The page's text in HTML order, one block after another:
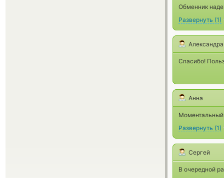
Обменник
Развернуть (1)
Александра
Спасибо!
Анна
Моментальный
Развернуть (1)
Сергей
В очередной